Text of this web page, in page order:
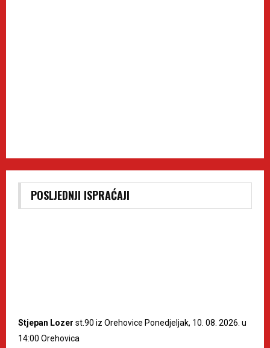
POSLJEDNJI ISPRAĆAJI
Stjepan Lozer st.90 iz Orehovice Ponedjeljak, 10. 08. 2026. u
14:00 Orehovica